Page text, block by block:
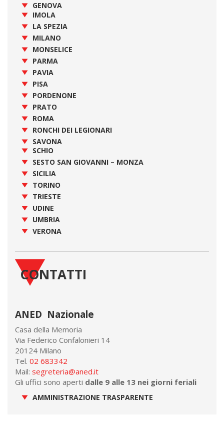
GENOVA
IMOLA
LA SPEZIA
MILANO
MONSELICE
PARMA
PAVIA
PISA
PORDENONE
PRATO
ROMA
RONCHI DEI LEGIONARI
SAVONA
SCHIO
SESTO SAN GIOVANNI – MONZA
SICILIA
TORINO
TRIESTE
UDINE
UMBRIA
VERONA
CONTATTI
ANED Nazionale
Casa della Memoria
Via Federico Confalonieri 14
20124 Milano
Tel. 02 683342
Mail: segreteria@aned.it
Gli uffici sono aperti dalle 9 alle 13 nei giorni feriali
AMMINISTRAZIONE TRASPARENTE